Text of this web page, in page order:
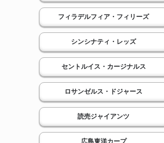
フィラデルフィア・フィリーズ
シンシナティ・レッズ
セントルイス・カージナルス
ロサンゼルス・ドジャース
読売ジャイアンツ
広島東洋カープ